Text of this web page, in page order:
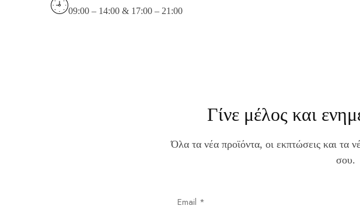
09:00 – 14:00 & 17:00 – 21:00
Γίνε μέλος και
Όλα τα νέα προϊόντα, οι εκπτώσεις και τα
σου.